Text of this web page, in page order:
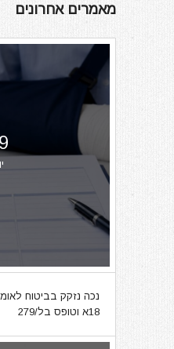
מאמרים אחרונים
נכה נזקק בביטוח
18א וטופס בל/279